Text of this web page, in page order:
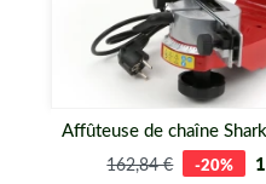
Affûteuse de chaîne
162,84 € -20%